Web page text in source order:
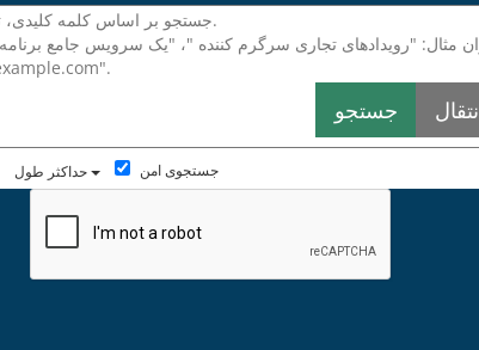
حداکثر طول جستجوی امن